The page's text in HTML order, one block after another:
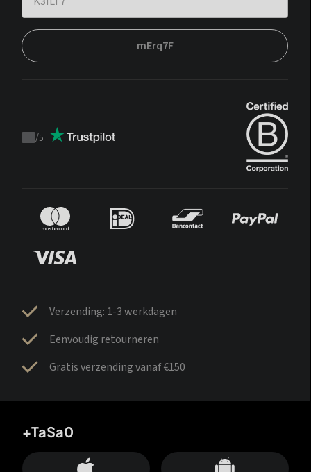
mErq7F
Trustpilot
/5
Verzending: 1-3 werkdagen
Eenvoudig retourneren
Gratis verzending vanaf €150
+TaSa0